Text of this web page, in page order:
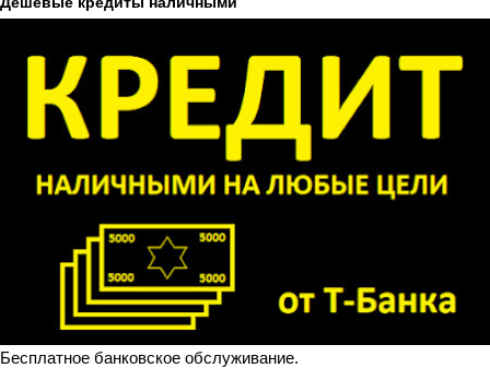
Бесплатное банковское обслуживание.